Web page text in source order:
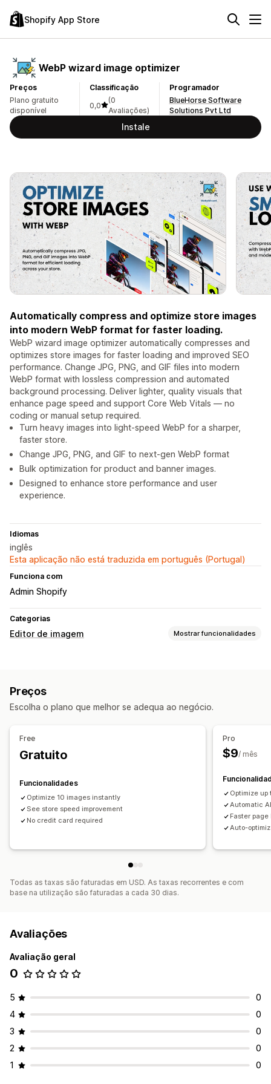
Shopify App Store
WebP wizard image optimizer
Preços
Plano gratuito
disponível
Classificação
0,0
(0
Avaliações)
Programador
BlueHorse Software
Solutions Pvt Ltd
Instale
Automatically compress and optimize store images
into modern WebP format for faster loading.
WebP wizard image optimizer automatically compresses and
optimizes store images for faster loading and improved SEO
performance. Change JPG, PNG, and GIF files into modern
WebP format with lossless compression and automated
background processing. Deliver lighter, quality visuals that
enhance page speed and support Core Web Vitals — no
coding or manual setup required.
Turn heavy images into light-speed WebP for a sharper,
faster store.
Change JPG, PNG, and GIF to next-gen WebP format
Bulk optimization for product and banner images.
Designed to enhance store performance and user
experience.
Idiomas
inglês
Esta aplicação não está traduzida em português (Portugal)
Funciona com
Admin Shopify
Categorias
Editor de imagem Mostrar funcionalidades
Controlo de qualidade
Preços
Escolha o plano que melhor se adequa ao negócio.
Free
Gratuito
Funcionalidades
Optimize 10 images instantly
See store speed improvement
No credit card required
Pro
$9/ mês
Optimize
Automatic
Faster
Auto-
Todas as taxas são faturadas em USD. As taxas recorrentes e com
base na utilização são faturadas a cada 30 dias.
Avaliações
Avaliação geral
0
5
0
4
0
3
0
2
0
1
0